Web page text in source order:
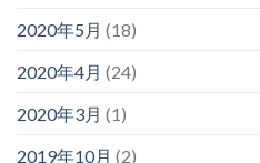
2020年5月 (18)
2020年4月 (24)
2020年3月 (1)
2019年10月 (2)